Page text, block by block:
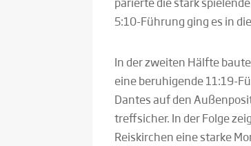
5:10-Führung ging es in
In der zweiten Hälfte
eine beruhigende 11:19-
Dantes auf den
treffsicher. In der Folge
Reiskirchen eine starke